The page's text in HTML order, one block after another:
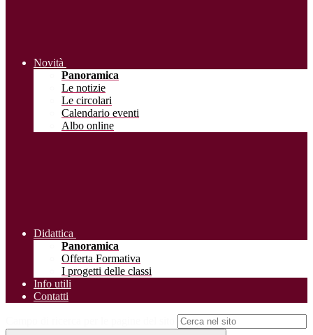
Novità
Panoramica
Le notizie
Le circolari
Calendario eventi
Albo online
Didattica
Panoramica
Offerta Formativa
I progetti delle classi
Info utili
Contatti